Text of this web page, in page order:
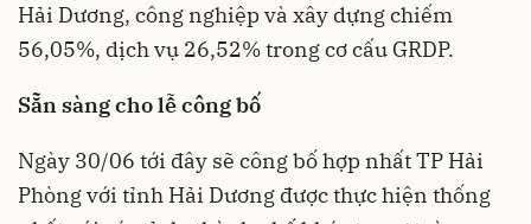
Hải Dương, công nghiệp và xây dựng chiếm
56,05%, dịch vụ 26,52% trong cơ cấu GRDP.
Sẵn sàng cho lễ công bố
Ngày 30/06 tới đây sẽ công bố hợp nhất TP Hải
Phòng với tỉnh Hải Dương được thực hiện thống